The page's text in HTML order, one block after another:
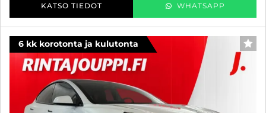
KATSO TIEDOT WHATSAPP
6 kk korotonta ja kulutonta